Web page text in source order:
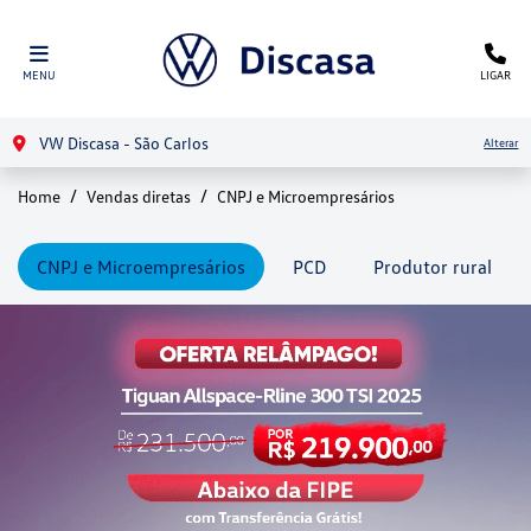
MENU LIGAR
VW Discasa - São Carlos Alterar
Home Vendas diretas CNPJ e Microempresários
PCD
CNPJ e Microempresários Produtor rural